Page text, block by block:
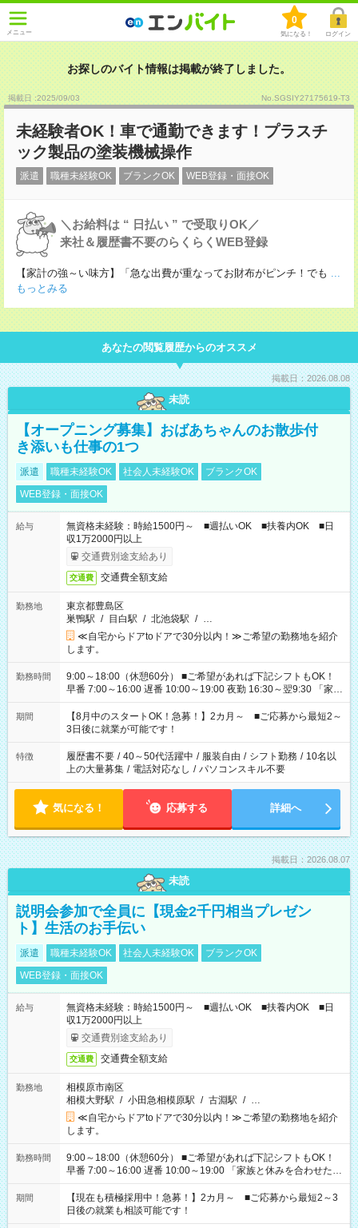
メニュー
0
気になる！ ログイン
お探しのバイト情報は掲載が終了しました。
掲載日 :2025/09/03 No.SGSIY27175619-T3
未経験者OK！車で通勤できます！プラスチ
ック製品の塗装機械操作
派遣 職種未経験OK ブランクOK WEB登録・面接OK
＼お給料は “ 日払い ” で受取りOK／
来社＆履歴書不要のらくらくWEB登録
【家計の強～い味方】「急な出費が重なってお財布がピンチ！でも ...
もっとみる
あなたの閲覧履歴からのオススメ
掲載日：2026.08.08
未読
【オープニング募集】おばあちゃんのお散歩付
き添いも仕事の1つ
派遣 職種未経験OK 社会人未経験OK
ブランクOK
WEB登録・面接OK
給与
無資格未経験：時給1500円～ ■週払いOK ■扶養内OK ■日
収1万2000円以上
交通費別途支給あり
交通費 交通費全額支給
勤務地
東京都豊島区
巣鴨駅 / 目白駅 / 北池袋駅 / …
≪自宅からドアtoドアで30分以内！≫ご希望の勤務地を紹介
します。
勤務時間
9:00～18:00（休憩60分） ■ご希望があれば下記シフトもOK！
早番 7:00～16:00 遅番 10:00～19:00 夜勤 16:30～翌9:30 「家族
と休みを合わせたい」 「余裕を持って夕飯の準備がしたい」
「できれば残業はしたくない」 など、ご希望を教えてください
ね。 ※Wワーク希望の方へ 今ご覧のお仕事で希望する勤務時間
と、もう1つのお仕事の勤務時間。 合計で週40時間を超える場
合は応募できません。
期間
【8月中のスタートOK！急募！】2カ月～ ■ご応募から最短2～
3日後に就業が可能です！
特徴 履歴書不要 / 40～50代活躍中 / 服装自由 / シフト勤務 / 10名以
上の大量募集 / 電話対応なし / パソコンスキル不要
気になる！ 応募する 詳細へ
掲載日：2026.08.07
未読
説明会参加で全員に【現金2千円相当プレゼン
ト】生活のお手伝い
派遣 職種未経験OK 社会人未経験OK
ブランクOK
WEB登録・面接OK
給与
無資格未経験：時給1500円～ ■週払いOK ■扶養内OK ■日
収1万2000円以上
交通費別途支給あり
交通費 交通費全額支給
勤務地
相模原市南区
相模大野駅 / 小田急相模原駅 / 古淵駅 / …
≪自宅からドアtoドアで30分以内！≫ご希望の勤務地を紹介
します。
勤務時間
9:00～18:00（休憩60分） ■ご希望があれば下記シフトもOK！
早番 7:00～16:00 遅番 10:00～19:00 「家族と休みを合わせた
い」 「余裕を持って夕飯の準備がしたい」 「できれば残業はし
たくない」 など、ご希望を教えてくださいね。 ※Wワーク希望
の方へ 今ご覧のお仕事で希望する勤務時間と、もう1つのお仕事
の勤務時間。 合計で週40時間を超える場合は応募できません。
期間
【現在も積極採用中！急募！】2カ月～ ■ご応募から最短2～3
日後の就業も相談可能です！